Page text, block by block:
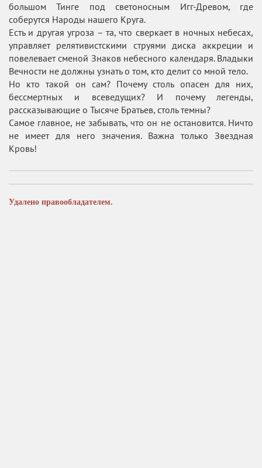
большом Тинге под светоносным Игг-Древом, где
соберутся Народы нашего Круга.
Есть и другая угроза – та, что сверкает в ночных небесах,
управляет релятивистскими струями диска аккреции и
повелевает сменой Знаков небесного календаря. Владыки
Вечности не должны узнать о том, кто делит со мной тело.
Но кто такой он сам? Почему столь опасен для них,
бессмертных и всеведущих? И почему легенды,
рассказывающие о Тысяче Братьев, столь темны?
Самое главное, не забывать, что он не остановится. Ничто
не имеет для него значения. Важна только Звездная
Кровь!
Удалено правообладателем.